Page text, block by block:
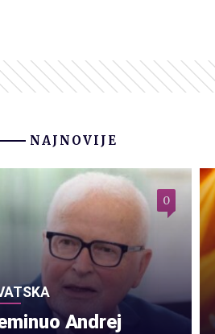
NAJNOVIJE
Andrej
0